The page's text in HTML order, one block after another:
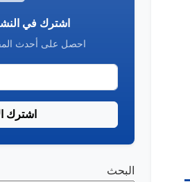
اشترك في
احصل على أحدث
اشترك
البحث